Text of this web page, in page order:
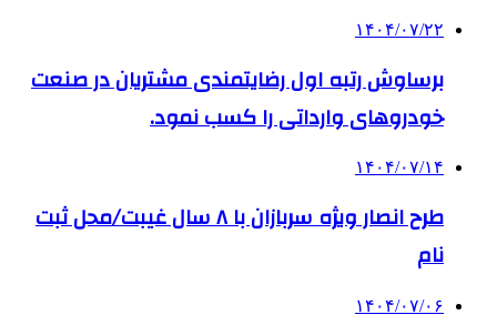
۱۴۰۴/۰۷/۲۲
برساوش رتبه اول رضایتمندی مشتریان در صنعت
خودروهای وارداتی را کسب نمود.
۱۴۰۴/۰۷/۱۴
طرح انصار ویژه سربازان با ۸ سال غیبت/محل ثبت
نام
۱۴۰۴/۰۷/۰۶